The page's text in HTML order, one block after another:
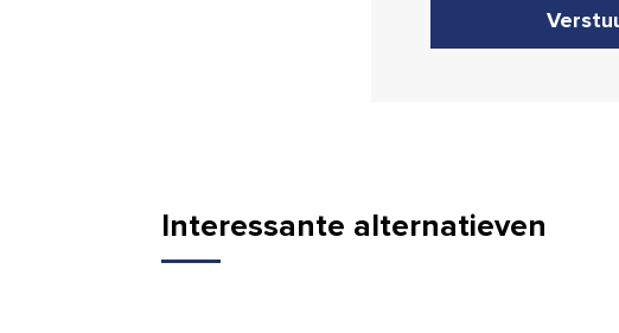
Interessante alternatieven